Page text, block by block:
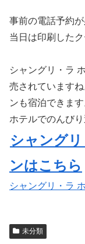
事前の電話予約が
当日は印刷した
シャングリ・ラ
売されています
ンも宿泊できま
ホテルでのんび
シャング
ンはこちら
シャングリ・ラ
未分類